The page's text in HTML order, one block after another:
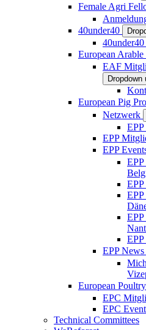
Female Agri
40under40
European Arable
EAF
European Pig
Netzwerk
EPP
EPP
EPP
EPP
EPP
EPP
EPP News
European
EPC
EPC
Technical Committees